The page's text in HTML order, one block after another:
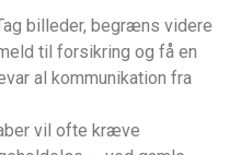
billeder, begræns videre
til forsikring og få en
al kommunikation fra
vil ofte kræve